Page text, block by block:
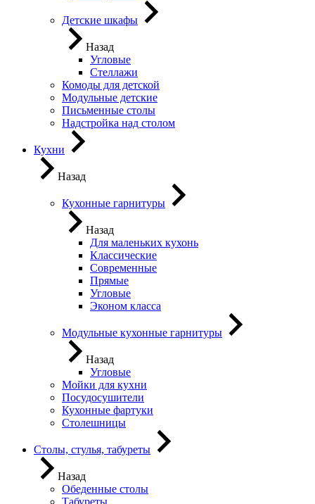
Детские шкафы
Назад
Угловые
Стеллажи
Комоды для детской
Модульные детские
Письменные столы
Надстройка над столом
Кухни
Назад
Кухонные гарнитуры
Назад
Для маленьких кухонь
Классические
Современные
Прямые
Угловые
Эконом класса
Модульные кухонные гарнитуры
Назад
Угловые
Мойки для кухни
Посудосушители
Кухонные фартуки
Столешницы
Столы, стулья, табуреты
Назад
Обеденные столы
Табуреты